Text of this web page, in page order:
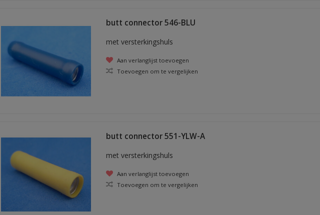
butt connector 546-BLU
met versterkingshuls
Aan verlanglijst toevoegen
Toevoegen om te vergelijken
butt connector 551-YLW-A
met versterkingshuls
Aan verlanglijst toevoegen
Toevoegen om te vergelijken